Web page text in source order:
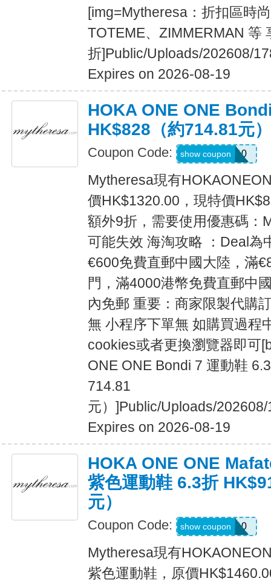
[img=Mytheresa：折扣區時
TOTEME、ZIMMERMAN 等
折]Public/Uploads/202608/
Expires on 2026-08-19
HOKA ONE ONE
HK$828（約714.81元）
Coupon Code: MYEXTRA10
show coupon
Mytheresa現有
價HK$1320.00，現特價
額外9折，需要使用優惠碼：
可能失效 海淘攻略 ：Deal為
€600免費直郵中國大陸，滿
門，滿4000港幣免費直郵中
內免郵 重要：商家限製代購
無 小程序下單無 如購買過程
cookies或者更換瀏覽器即可
ONE ONE Bondi 7 運動鞋
714.81
元）]Public/Uploads/
Expires on 2026-08-19
HOKA ONE ONE
紫色運動鞋 6.3折
元）
Coupon Code: MYEXTRA10
show coupon
Mytheresa現有
紫色運動鞋，原價